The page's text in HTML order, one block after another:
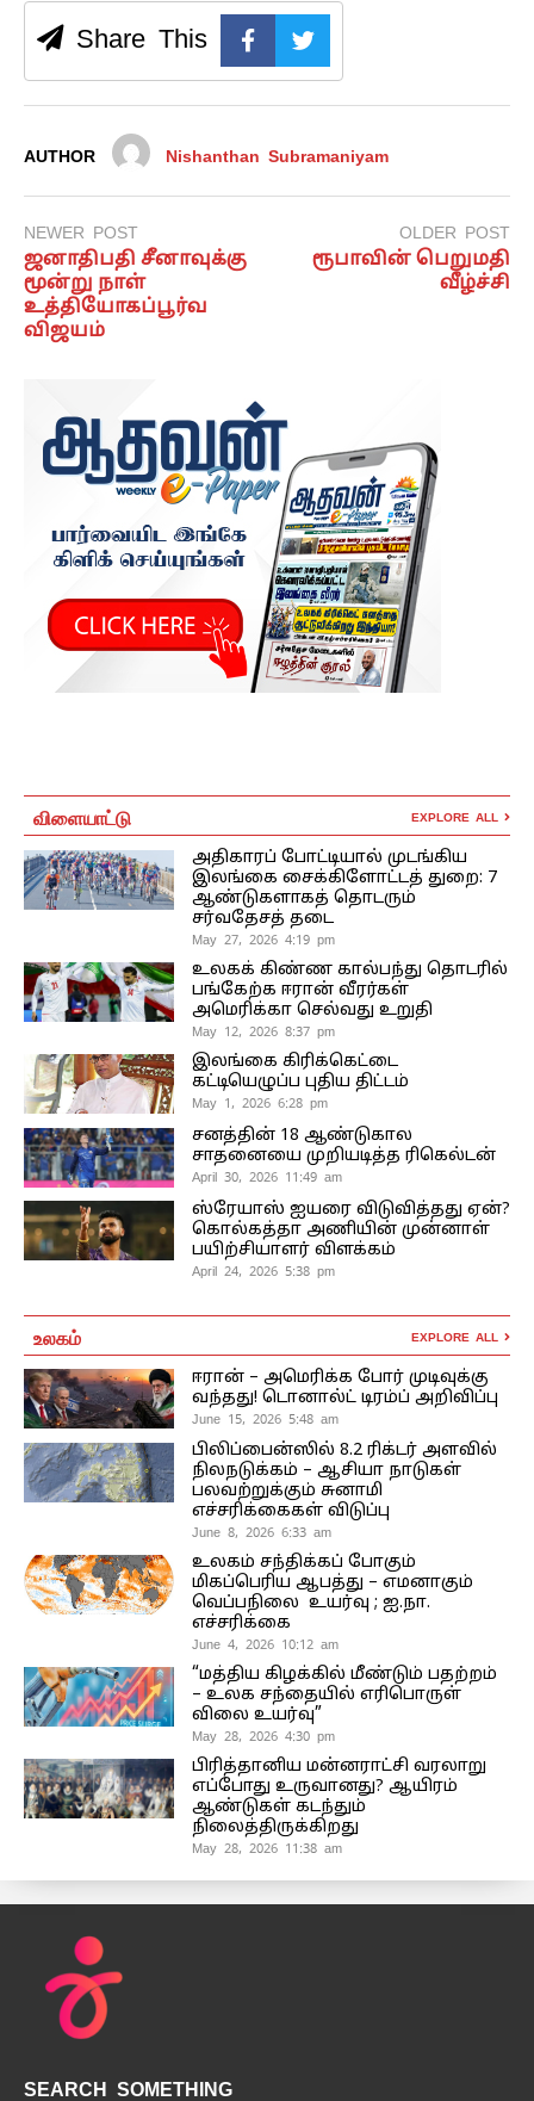
Share This
AUTHOR Nishanthan Subramaniyam
NEWER POST
ஜனாதிபதி சீனாவுக்கு
மூன்று நாள்
உத்தியோகப்பூர்வ
விஜயம்
OLDER POST
ரூபாவின் பெறுமதி
வீழ்ச்சி
விளையாட்டு EXPLORE ALL
அதிகாரப் போட்டியால் முடங்கிய
இலங்கை சைக்கிளோட்டத் துறை: 7
ஆண்டுகளாகத் தொடரும்
சர்வதேசத் தடை
May 27, 2026 4:19 pm
உலகக் கிண்ண கால்பந்து தொடரில்
பங்கேற்க ஈரான் வீரர்கள்
அமெரிக்கா செல்வது உறுதி
May 12, 2026 8:37 pm
இலங்கை கிரிக்கெட்டை
கட்டியெழுப்ப புதிய திட்டம்
May 1, 2026 6:28 pm
சனத்தின் 18 ஆண்டுகால
சாதனையை முறியடித்த ரிகெல்டன்
April 30, 2026 11:49 am
ஸ்ரேயாஸ் ஐயரை விடுவித்தது ஏன்?
கொல்கத்தா அணியின் முன்னாள்
பயிற்சியாளர் விளக்கம்
April 24, 2026 5:38 pm
உலகம் EXPLORE ALL
ஈரான் – அமெரிக்க போர் முடிவுக்கு
வந்தது! டொனால்ட் டிரம்ப் அறிவிப்பு
June 15, 2026 5:48 am
பிலிப்பைன்ஸில் 8.2 ரிக்டர் அளவில்
நிலநடுக்கம் – ஆசியா நாடுகள்
பலவற்றுக்கும் சுனாமி
எச்சரிக்கைகள் விடுப்பு
June 8, 2026 6:33 am
உலகம் சந்திக்கப் போகும்
மிகப்பெரிய ஆபத்து – எமனாகும்
வெப்பநிலை உயர்வு ; ஐ.நா.
எச்சரிக்கை
June 4, 2026 10:12 am
“மத்திய கிழக்கில் மீண்டும் பதற்றம்
– உலக சந்தையில் எரிபொருள்
விலை உயர்வு”
May 28, 2026 4:30 pm
பிரித்தானிய மன்னராட்சி வரலாறு
எப்போது உருவானது? ஆயிரம்
ஆண்டுகள் கடந்தும்
நிலைத்திருக்கிறது
May 28, 2026 11:38 am
SEARCH SOMETHING